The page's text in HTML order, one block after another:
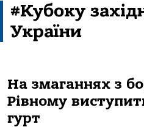
#Кубоку
України
На змаганнях з
Рівному
гурт